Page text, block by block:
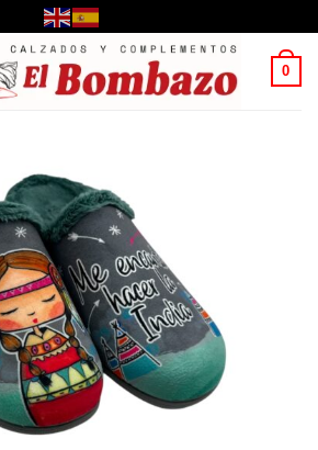
0